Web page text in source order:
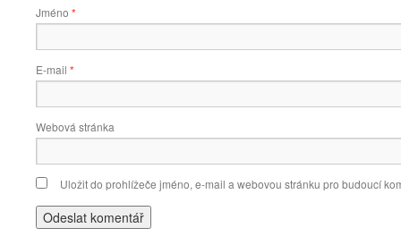
Jméno *
E-mail *
Webová stránka
Uložit do prohlížeče jméno, e-mail a webovou stránku pro budoucí